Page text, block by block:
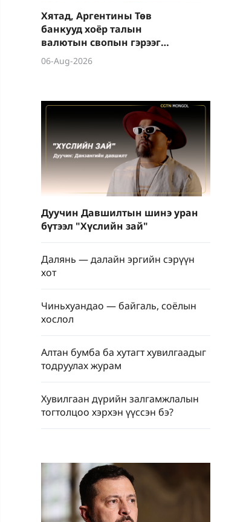
Хятад, Аргентины Төв
банкууд хоёр талын
валютын свопын гэрээг
шинэчиллээ
06-Aug-2026
Дуучин Давшилтын шинэ уран
бүтээл "Хүслийн зай"
Далянь — далайн эргийн сэрүүн
хот
Чиньхуандао — байгаль, соёлын
хослол
Алтан бумба ба хутагт хувилгаадыг
тодруулах журам
Хувилгаан дүрийн залгамжлалын
тогтолцоо хэрхэн үүссэн бэ?